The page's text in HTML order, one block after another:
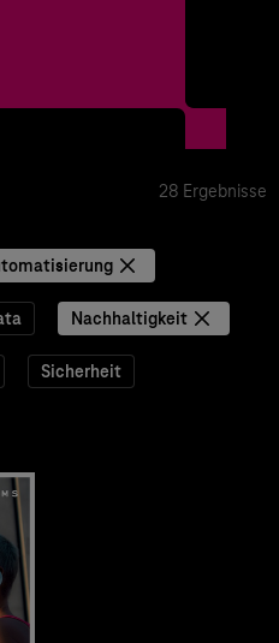
28 Ergebnisse
Nachhaltigkeit
Sicherheit